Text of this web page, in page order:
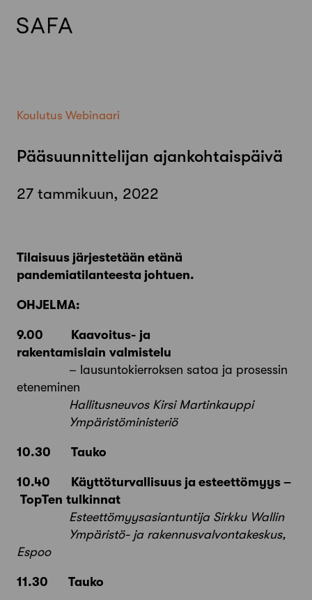
Koulutus Webinaari
Pääsuunnittelijan ajankohtaispäivä
27 tammikuun, 2022
Tilaisuus järjestetään etänä
pandemiatilanteesta johtuen.
OHJELMA:
9.00 Kaavoitus- ja
rakentamislain valmistelu
– lausuntokierroksen satoa ja prosessin
eteneminen
Hallitusneuvos Kirsi Martinkauppi
Ympäristöministeriö
10.30 Tauko
10.40
Käyttöturvallisuus ja esteettömyys –
TopTen tulkinnat
Esteettömyysasiantuntija Sirkku Wallin
Ympäristö- ja rakennusvalvontakeskus,
Espoo
11.30 Tauko